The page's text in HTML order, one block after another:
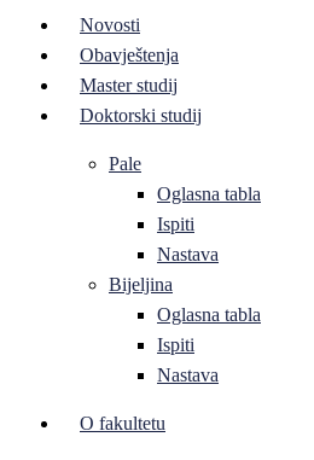
Novosti
Obavještenja
Master studij
Doktorski studij
Pale
Oglasna tabla
Ispiti
Nastava
Bijeljina
Oglasna tabla
Ispiti
Nastava
O fakultetu